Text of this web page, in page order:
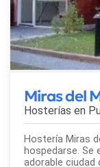
Miras del
Hosterías en
Hostería Miras
hospedarse. Se
adorable ciudad